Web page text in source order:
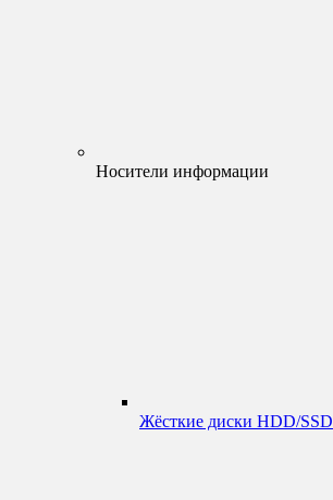
Носители информации
Жёсткие диски HDD/SSD